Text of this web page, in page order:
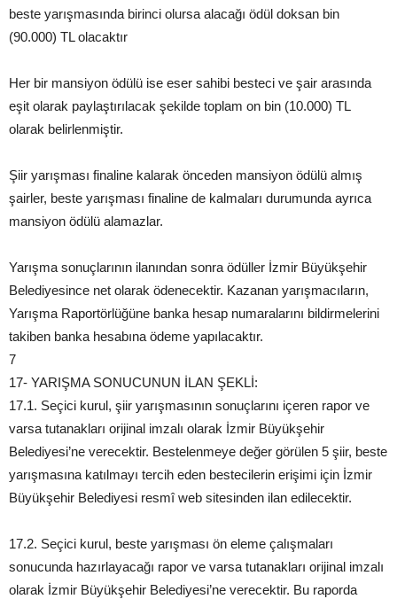
beste yarışmasında birinci olursa alacağı ödül doksan bin
(90.000) TL olacaktır
Her bir mansiyon ödülü ise eser sahibi besteci ve şair arasında
eşit olarak paylaştırılacak şekilde toplam on bin (10.000) TL
olarak belirlenmiştir.
Şiir yarışması finaline kalarak önceden mansiyon ödülü almış
şairler, beste yarışması finaline de kalmaları durumunda ayrıca
mansiyon ödülü alamazlar.
Yarışma sonuçlarının ilanından sonra ödüller İzmir Büyükşehir
Belediyesince net olarak ödenecektir. Kazanan yarışmacıların,
Yarışma Raportörlüğüne banka hesap numaralarını bildirmelerini
takiben banka hesabına ödeme yapılacaktır.
7
17- YARIŞMA SONUCUNUN İLAN ŞEKLİ:
17.1. Seçici kurul, şiir yarışmasının sonuçlarını içeren rapor ve
varsa tutanakları orijinal imzalı olarak İzmir Büyükşehir
Belediyesi’ne verecektir. Bestelenmeye değer görülen 5 şiir, beste
yarışmasına katılmayı tercih eden bestecilerin erişimi için İzmir
Büyükşehir Belediyesi resmî web sitesinden ilan edilecektir.
17.2. Seçici kurul, beste yarışması ön eleme çalışmaları
sonucunda hazırlayacağı rapor ve varsa tutanakları orijinal imzalı
olarak İzmir Büyükşehir Belediyesi’ne verecektir. Bu raporda